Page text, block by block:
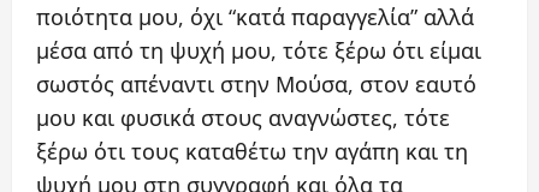
ποιότητα μου, όχι “κατά παραγγελία” αλλά
μέσα από τη ψυχή μου, τότε ξέρω ότι είμαι
σωστός απέναντι στην Μούσα, στον εαυτό
μου και φυσικά στους αναγνώστες, τότε
ξέρω ότι τους καταθέτω την αγάπη και τη
ψυχή μου στη συγγραφή και όλα τα